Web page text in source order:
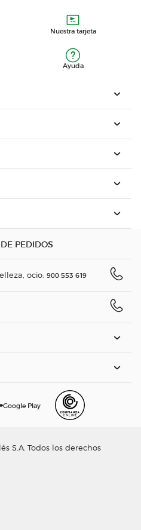
Nuestra tarjeta
Ayuda
PEDIDOS
ocio: 900 553 619
Google Play
S.A. Todos los derechos